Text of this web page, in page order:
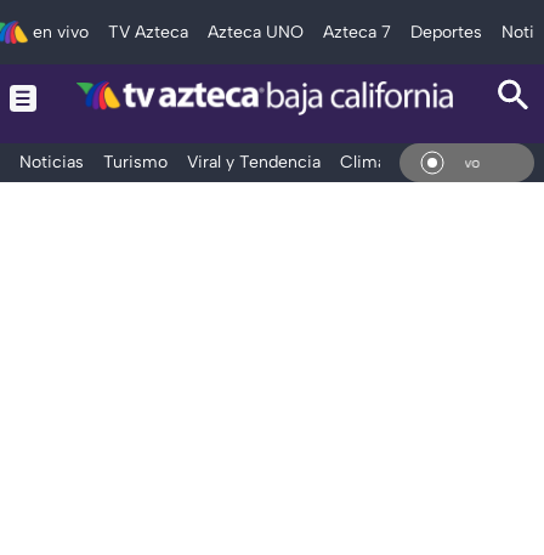
en vivo TV Azteca Azteca UNO Azteca 7 Deportes
Noticias Turismo Viral y Tendencia Clima Deportes
En Vivo